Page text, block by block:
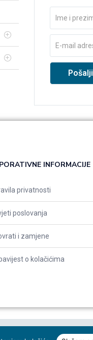
INFORMACIJE
privatnosti
poslovanja
i zamjene
o kolačićima